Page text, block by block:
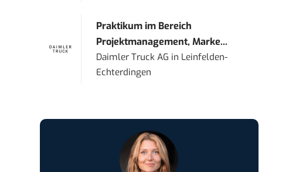
Praktikum im Bereich
Projektmanagement, Marke...
Daimler Truck AG in Leinfelden-
Echterdingen